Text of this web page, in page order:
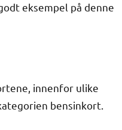
eksempel på denne
innenfor ulike
bensinkort.